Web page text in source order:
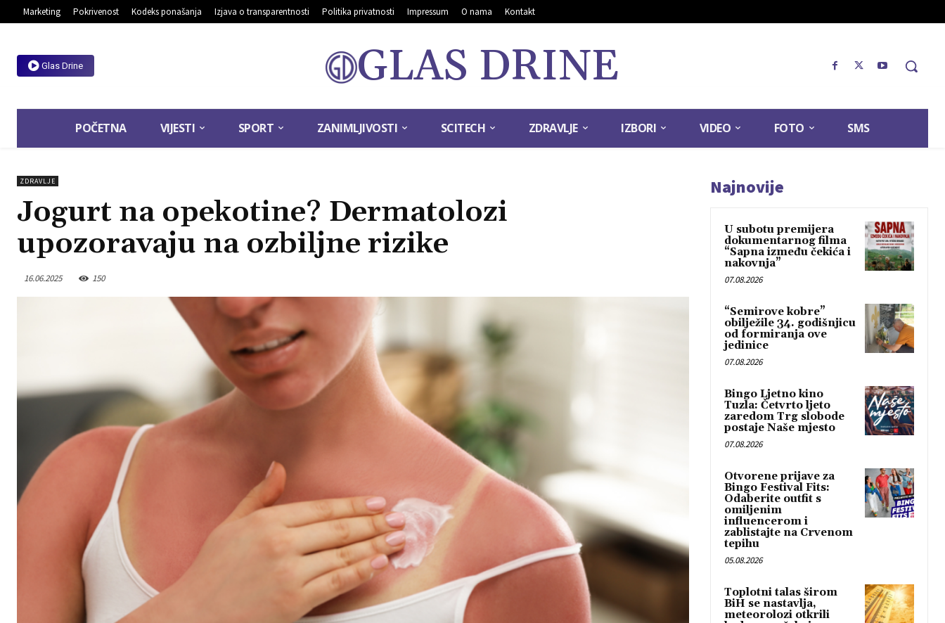
Marketing Pokrivenost Kodeks ponašanja Izjava o transparentnosti Politika privatnosti Impressum O nama Kontakt
Glas Drine GLAS DRINE
POČETNA VIJESTI SPORT ZANIMLJIVOSTI SCITECH ZDRAVLJE IZBORI VIDEO FOTO SMS
ZDRAVLJE
Jogurt na opekotine? Dermatolozi
upozoravaju na ozbiljne rizike
16.06.2025 150
Najnovije
U subotu premijera
dokumentarnog filma
“Sapna između čekića i
nakovnja”
07.08.2026
“Semirove kobre”
obilježile 34. godišnjicu
od formiranja ove
jedinice
07.08.2026
Bingo Ljetno kino
Tuzla: Četvrto ljeto
zaredom Trg slobode
postaje Naše mjesto
07.08.2026
Otvorene prijave za
Bingo Festival Fits:
Odaberite outfit s
omiljenim
influencerom i
zablistajte na Crvenom
tepihu
05.08.2026
Toplotni talas širom
BiH se nastavlja,
meteorolozi otkrili